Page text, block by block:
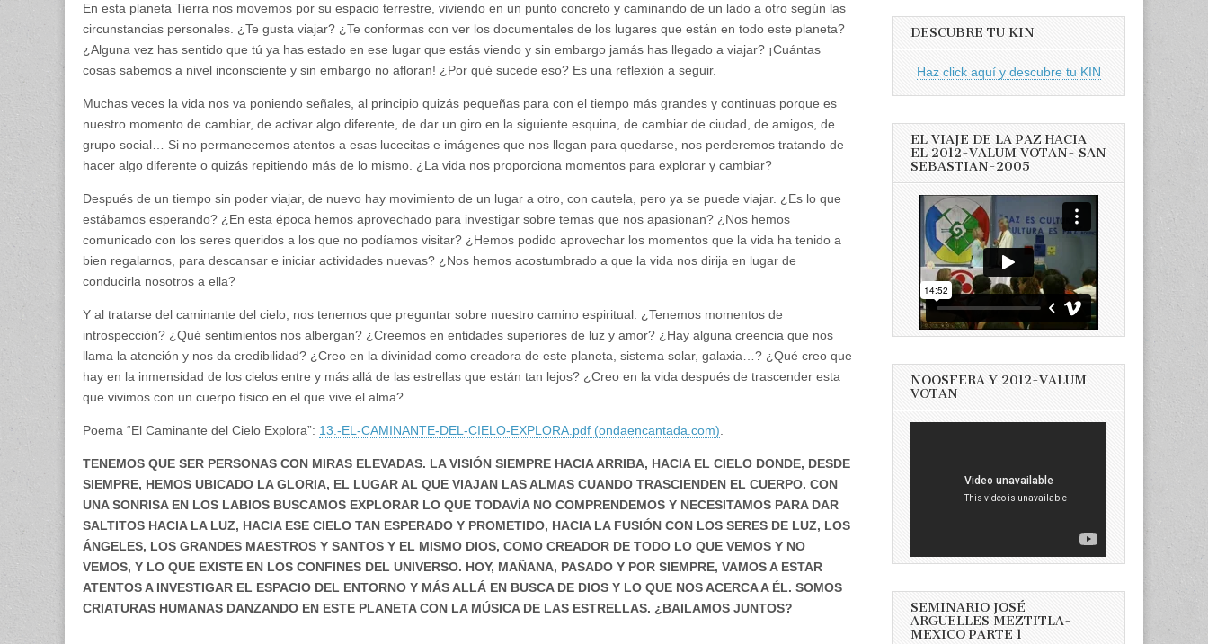
En esta planeta Tierra nos movemos por su espacio terrestre, viviendo en un punto concreto y caminando de un lado a otro según las
circunstancias personales. ¿Te gusta viajar? ¿Te conformas con ver los documentales de los lugares que están en todo este planeta?
¿Alguna vez has sentido que tú ya has estado en ese lugar que estás viendo y sin embargo jamás has llegado a viajar? ¡Cuántas
cosas sabemos a nivel inconsciente y sin embargo no afloran! ¿Por qué sucede eso? Es una reflexión a seguir.
Muchas veces la vida nos va poniendo señales, al principio quizás pequeñas para con el tiempo más grandes y continuas porque es
nuestro momento de cambiar, de activar algo diferente, de dar un giro en la siguiente esquina, de cambiar de ciudad, de amigos, de
grupo social… Si no permanecemos atentos a esas lucecitas e imágenes que nos llegan para quedarse, nos perderemos tratando de
hacer algo diferente o quizás repitiendo más de lo mismo. ¿La vida nos proporciona momentos para explorar y cambiar?
Después de un tiempo sin poder viajar, de nuevo hay movimiento de un lugar a otro, con cautela, pero ya se puede viajar. ¿Es lo que
estábamos esperando? ¿En esta época hemos aprovechado para investigar sobre temas que nos apasionan? ¿Nos hemos
comunicado con los seres queridos a los que no podíamos visitar? ¿Hemos podido aprovechar los momentos que la vida ha tenido a
bien regalarnos, para descansar e iniciar actividades nuevas? ¿Nos hemos acostumbrado a que la vida nos dirija en lugar de
conducirla nosotros a ella?
Y al tratarse del caminante del cielo, nos tenemos que preguntar sobre nuestro camino espiritual. ¿Tenemos momentos de
introspección? ¿Qué sentimientos nos albergan? ¿Creemos en entidades superiores de luz y amor? ¿Hay alguna creencia que nos
llama la atención y nos da credibilidad? ¿Creo en la divinidad como creadora de este planeta, sistema solar, galaxia…? ¿Qué creo que
hay en la inmensidad de los cielos entre y más allá de las estrellas que están tan lejos? ¿Creo en la vida después de trascender esta
que vivimos con un cuerpo físico en el que vive el alma?
Poema “El Caminante del Cielo Explora”: 13.-EL-CAMINANTE-DEL-CIELO-EXPLORA.pdf (ondaencantada.com)
TENEMOS QUE SER PERSONAS CON MIRAS ELEVADAS. LA VISIÓN SIEMPRE HACIA ARRIBA, HACIA EL CIELO DONDE, DESDE
SIEMPRE, HEMOS UBICADO LA GLORIA, EL LUGAR AL QUE VIAJAN LAS ALMAS CUANDO TRASCIENDEN EL CUERPO. CON
UNA SONRISA EN LOS LABIOS BUSCAMOS EXPLORAR LO QUE TODAVÍA NO COMPRENDEMOS Y NECESITAMOS PARA DAR
SALTITOS HACIA LA LUZ, HACIA ESE CIELO TAN ESPERADO Y PROMETIDO, HACIA LA FUSIÓN CON LOS SERES DE LUZ, LOS
ÁNGELES, LOS GRANDES MAESTROS Y SANTOS Y EL MISMO DIOS, COMO CREADOR DE TODO LO QUE VEMOS Y NO
VEMOS, Y LO QUE EXISTE EN LOS CONFINES DEL UNIVERSO. HOY, MAÑANA, PASADO Y POR SIEMPRE, VAMOS A ESTAR
ATENTOS A INVESTIGAR EL ESPACIO DEL ENTORNO Y MÁS ALLÁ EN BUSCA DE DIOS Y LO QUE NOS ACERCA A ÉL. SOMOS
CRIATURAS HUMANAS DANZANDO EN ESTE PLANETA CON LA MÚSICA DE LAS ESTRELLAS. ¿BAILAMOS JUNTOS?
DESCUBRE TU KIN
Haz click aquí y descubre tu KIN
EL VIAJE DE LA PAZ HACIA
EL 2012-VALUM VOTAN- SAN
SEBASTIAN-2005
NOOSFERA Y 2012-VALUM
VOTAN
SEMINARIO JOSÉ
ARGUELLES MEZTITLA-
MEXICO PARTE 1